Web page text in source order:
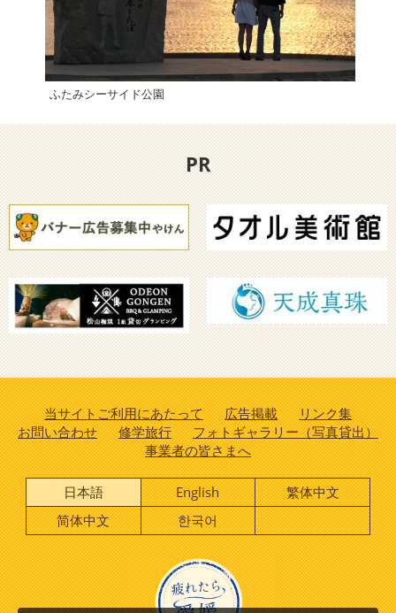
ふたみシーサイド公園
PR
当サイトご利用にあたって 広告掲載
リンク集
お問い合わせ
修学旅行
フォトギャラリー（写真貸出）
事業者の皆さまへ
日本語 English
繁体中文
简体中文
한국어